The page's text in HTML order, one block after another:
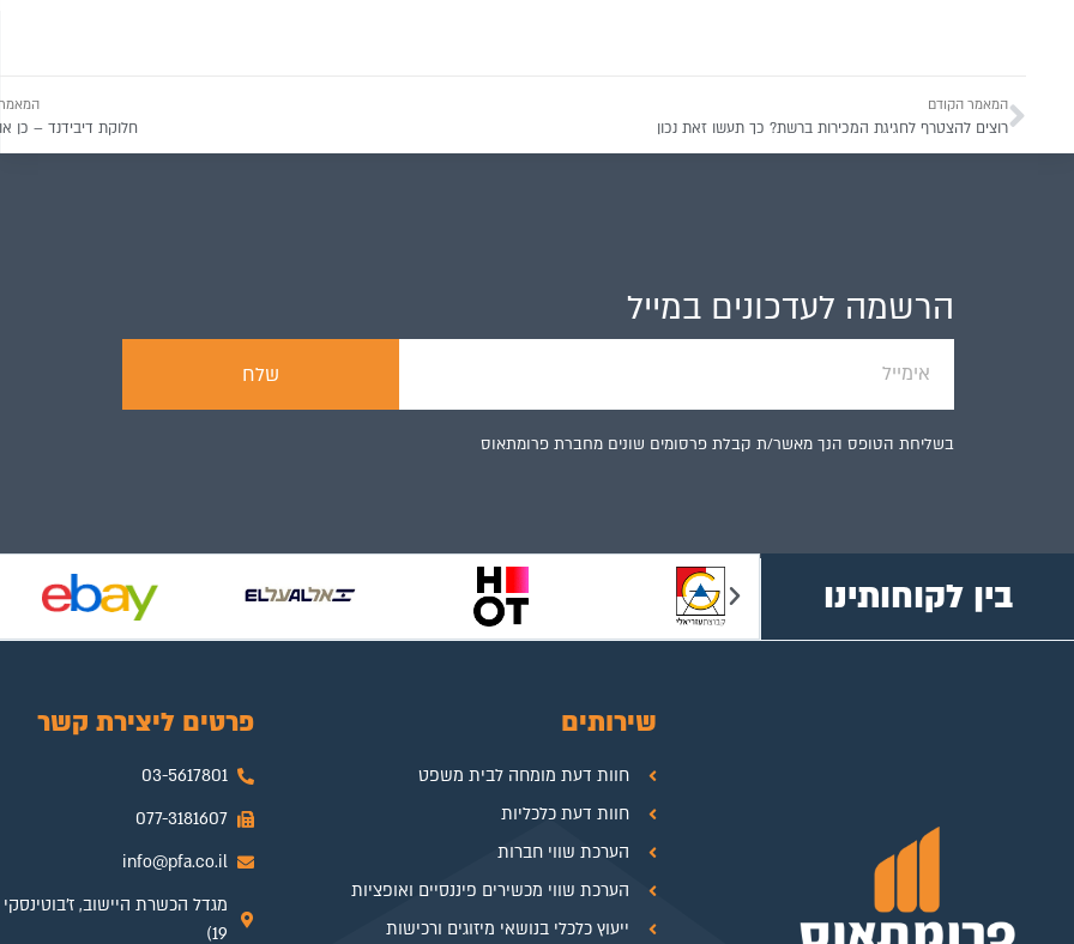
המאמר הקודם
רוצים להצטרף לחגיגת המכירות ברשת? כך תעשו זאת נכון חלוקת דיבידנד – כן או
הרשמה לעדכונים במייל
שלח
בשליחת הטופס הנך מאשר/ת קבלת פרסומים שונים מחברת פרומתאוס
בין לקוחותינו
שירותים
חוות דעת מומחה לבית משפט
חוות דעת כלכליות
הערכת שווי חברות
הערכת שווי מכשירים פיננסיים ואופציות
ייעוץ כלכלי בנושאי מיזוגים ורכישות
פרטים ליצירת קשר
03-5617801
077-3181607
info@pfa.co.il
19)